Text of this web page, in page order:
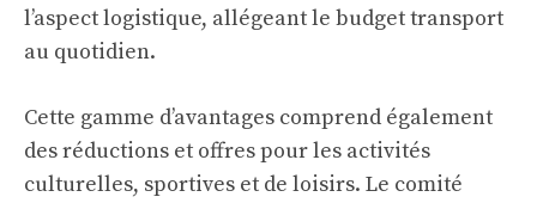
l’aspect logistique, allégeant le budget transport
au quotidien.
Cette gamme d’avantages comprend également
des réductions et offres pour les activités
culturelles, sportives et de loisirs. Le comité